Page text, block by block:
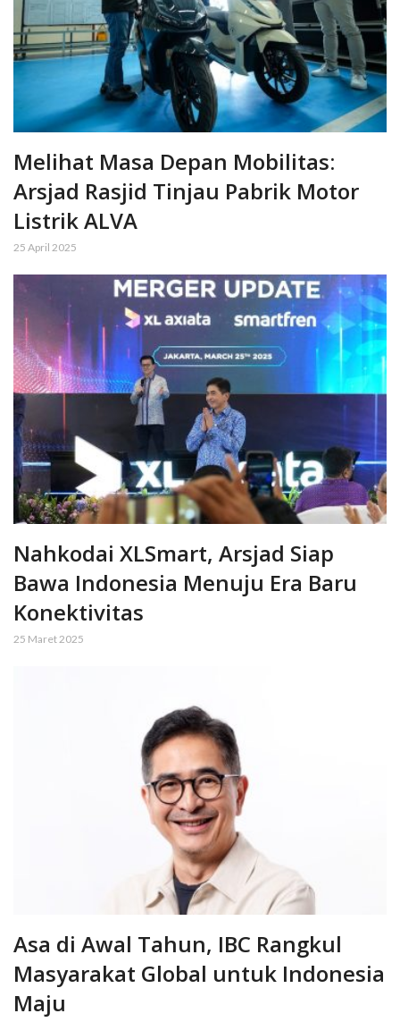
Melihat Masa Depan Mobilitas:
Arsjad Rasjid Tinjau Pabrik Motor
Listrik ALVA
25 April 2025
Nahkodai XLSmart, Arsjad Siap
Bawa Indonesia Menuju Era Baru
Konektivitas
25 Maret 2025
Asa di Awal Tahun, IBC Rangkul
Masyarakat Global untuk Indonesia
Maju